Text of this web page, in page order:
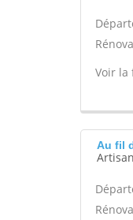
Voir la
Au fil
Artisan